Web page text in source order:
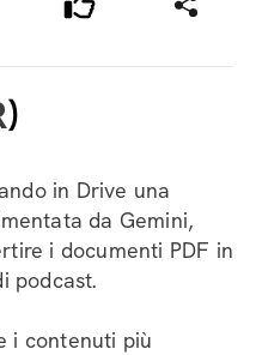
)
in Drive una
da Gemini,
i documenti PDF in
podcast.
i contenuti più